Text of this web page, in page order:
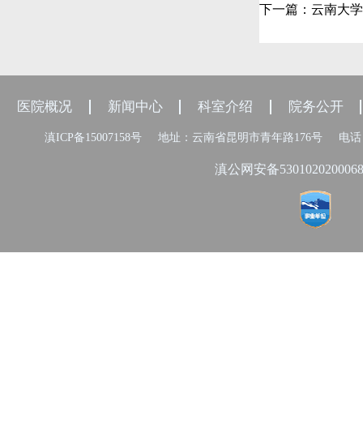
下一篇： 云南大
医院概况 新闻中心 科室介绍 院务公开
滇ICP备15007158号 地址：云南省昆明市青年路176号 电话
滇公网安备